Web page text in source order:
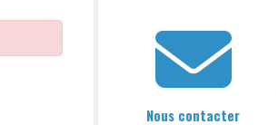
Nous contacter